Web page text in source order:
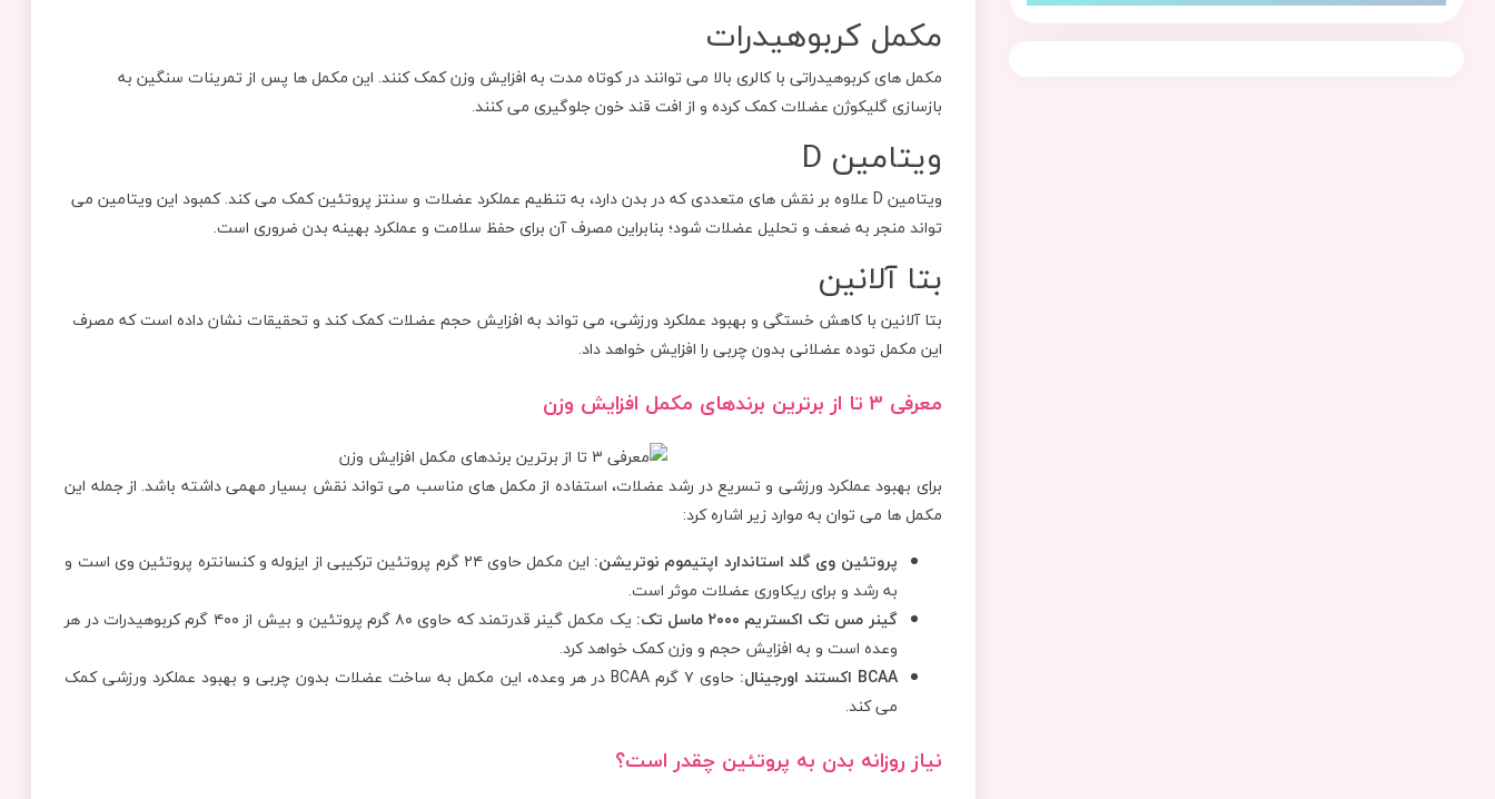
مکمل کربوهیدرات
مکمل ‌های کربوهیدراتی با کالری بالا می ‌توانند در کوتاه‌ مدت به افزایش وزن کمک کنند. این مکمل‌ ها پس از تمرینات سنگین به
بازسازی گلیکوژن عضلات کمک کرده و از افت قند خون جلوگیری می ‌کنند.
ویتامین D
ویتامین D علاوه بر نقش‌ های متعددی که در بدن دارد، به تنظیم عملکرد عضلات و سنتز پروتئین کمک می‌ کند. کمبود این ویتامین می
‌تواند منجر به ضعف و تحلیل عضلات شود؛ بنابراین مصرف آن برای حفظ سلامت و عملکرد بهینه بدن ضروری است.
بتا آلانین
بتا آلانین با کاهش خستگی و بهبود عملکرد ورزشی، می‌ تواند به افزایش حجم عضلات کمک کند و تحقیقات نشان داده است که مصرف
این مکمل توده عضلانی بدون چربی را افزایش خواهد داد.
معرفی 3 تا از برترین برندهای مکمل افزایش وزن
برای بهبود عملکرد ورزشی و تسریع در رشد عضلات، استفاده از مکمل ‌های مناسب می ‌تواند نقش بسیار مهمی داشته باشد. از جمله این
مکمل ‌ها می‌ توان به موارد زیر اشاره کرد:
پروتئین وی گلد استاندارد اپتیموم نوتریشن:
این مکمل حاوی ۲۴ گرم پروتئین ترکیبی از ایزوله و کنسانتره پروتئین وی است و
به رشد و برای ریکاوری عضلات موثر است.
گینر مس تک اکستریم ۲۰۰۰ ماسل تک:
یک مکمل گینر قدرتمند که حاوی ۸۰ گرم پروتئین و بیش از ۴۰۰ گرم کربوهیدرات در هر
وعده است و به افزایش حجم و وزن کمک خواهد کرد.
BCAA اکستند اورجینال:
حاوی ۷ گرم BCAA در هر وعده، این مکمل به ساخت عضلات بدون چربی و بهبود عملکرد ورزشی کمک
می ‌کند.
نیاز روزانه بدن به پروتئین چقدر است؟